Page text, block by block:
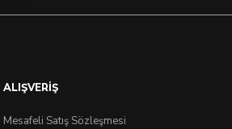
ALIŞVERİŞ
Mesafeli Satış Sözleşmesi